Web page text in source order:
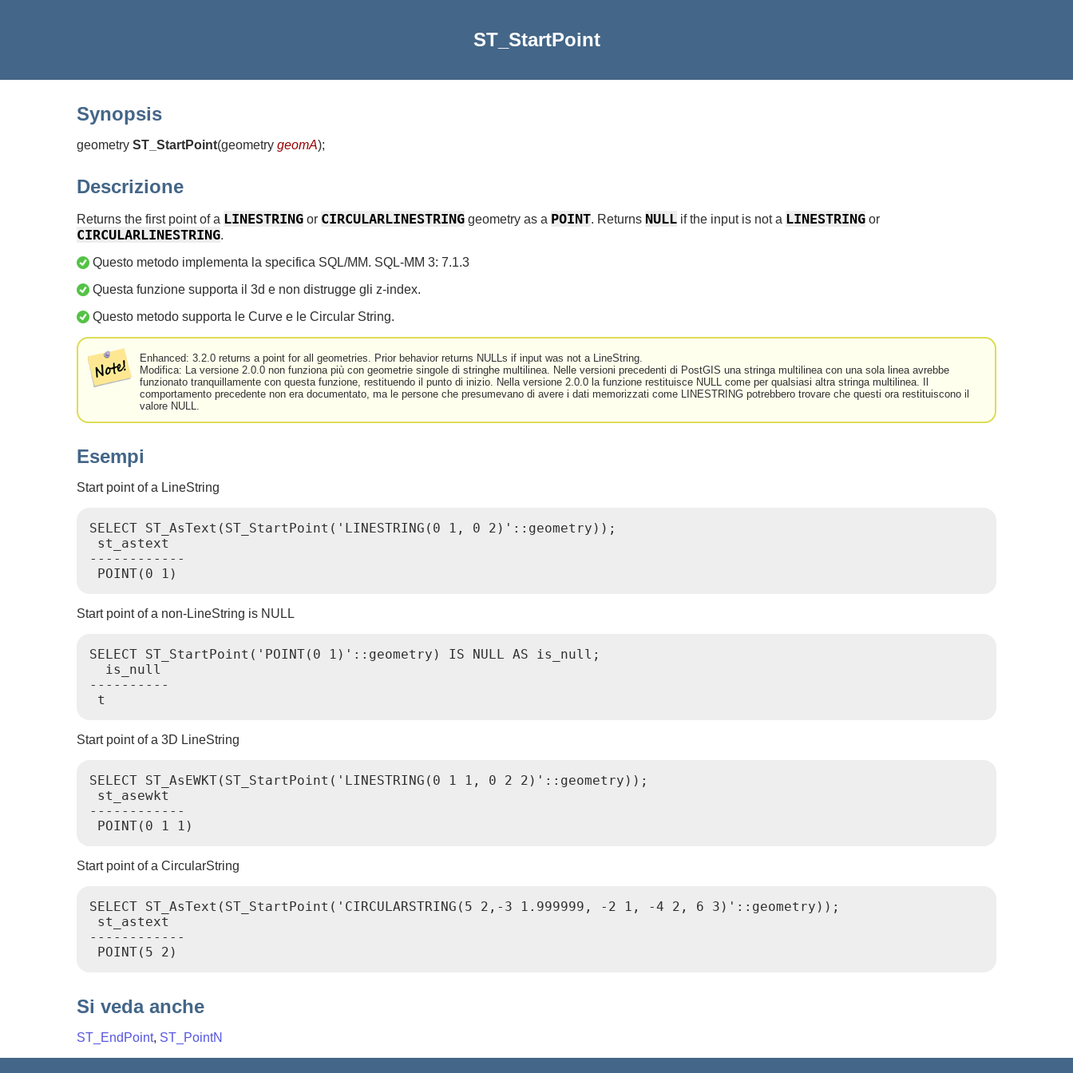
ST_StartPoint
Synopsis
geometry ST_StartPoint(geometry geomA);
Descrizione
Returns the first point of a LINESTRING or CIRCULARLINESTRING geometry as a POINT. Returns NULL if the input is not a LINESTRING or
CIRCULARLINESTRING.
Questo metodo implementa la specifica SQL/MM. SQL-MM 3: 7.1.3
Questa funzione supporta il 3d e non distrugge gli z-index.
Questo metodo supporta le Curve e le Circular String.
Enhanced: 3.2.0 returns a point for all geometries. Prior behavior returns NULLs if input was not a LineString.
Modifica: La versione 2.0.0 non funziona più con geometrie singole di stringhe multilinea. Nelle versioni precedenti di PostGIS una stringa multilinea con una sola linea avrebbe
funzionato tranquillamente con questa funzione, restituendo il punto di inizio. Nella versione 2.0.0 la funzione restituisce NULL come per qualsiasi altra stringa multilinea. Il
comportamento precedente non era documentato, ma le persone che presumevano di avere i dati memorizzati come LINESTRING potrebbero trovare che questi ora restituiscono il
valore NULL.
Esempi
Start point of a LineString
SELECT ST_AsText(ST_StartPoint('LINESTRING(0 1, 0 2)'::geometry));
st_astext
------------
Start point of a non-LineString is NULL
SELECT ST_StartPoint('POINT(0 1)'::geometry) IS NULL AS is_null;
  is_null
----------
Start point of a 3D LineString
SELECT ST_AsEWKT(ST_StartPoint('LINESTRING(0 1 1, 0 2 2)'::geometry));
st_asewkt
------------
Start point of a CircularString
SELECT ST_AsText(ST_StartPoint('CIRCULARSTRING(5 2,-3 1.999999, -2 1, -4 2, 6 3)'::geometry));
st_astext
------------
Si veda anche
ST_EndPoint, ST_PointN